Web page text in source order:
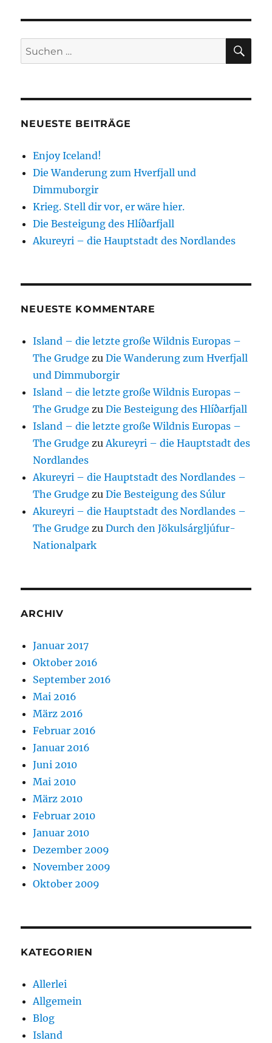
Suchen
nach:
NEUESTE BEITRÄGE
Enjoy Iceland!
Die Wanderung zum Hverfjall und
Dimmuborgir
Krieg. Stell dir vor, er wäre hier.
Die Besteigung des Hlíðarfjall
Akureyri – die Hauptstadt des Nordlandes
NEUESTE KOMMENTARE
Island – die letzte große Wildnis Europas –
The Grudge zuDie Wanderung zum Hverfjall
und Dimmuborgir
Island – die letzte große Wildnis Europas –
The Grudge zuDie Besteigung des Hlíðarfjall
Island – die letzte große Wildnis Europas –
The Grudge zu Akureyri – die Hauptstadt des
Nordlandes
Akureyri – die Hauptstadt des Nordlandes –
The Grudge zuDie Besteigung des Súlur
Akureyri – die Hauptstadt des Nordlandes –
The Grudge zuDurch den Jökulsárgljúfur-
Nationalpark
ARCHIV
Januar 2017
Oktober 2016
September 2016
Mai 2016
März 2016
Februar 2016
Januar 2016
Juni 2010
Mai 2010
März 2010
Februar 2010
Januar 2010
Dezember 2009
November 2009
Oktober 2009
KATEGORIEN
Allerlei
Allgemein
Blog
Island